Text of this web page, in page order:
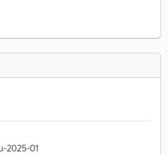
2025-01